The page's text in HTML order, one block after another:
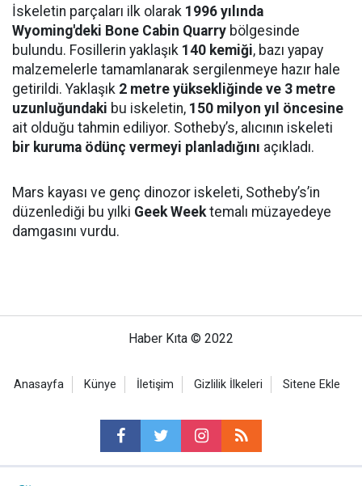
İskeletin parçaları ilk olarak 1996 yılında
Wyoming'deki Bone Cabin Quarry bölgesinde
bulundu. Fosillerin yaklaşık 140 kemiği, bazı yapay
malzemelerle tamamlanarak sergilenmeye hazır hale
getirildi. Yaklaşık 2 metre yüksekliğinde ve 3 metre
uzunluğundaki bu iskeletin, 150 milyon yıl öncesine
ait olduğu tahmin ediliyor. Sotheby’s, alıcının iskeleti
bir kuruma ödünç vermeyi planladığını açıkladı.
Mars kayası ve genç dinozor iskeleti, Sotheby’s’in
düzenlediği bu yılki Geek Week temalı müzayedeye
damgasını vurdu.
Haber Kıta © 2022
Anasayfa Künye İletişim Gizlilik İlkeleri Sitene Ekle